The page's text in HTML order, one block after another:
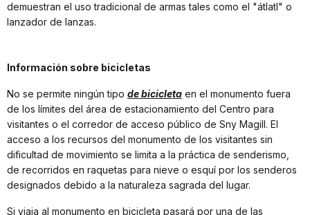
demuestran el uso tradicional de armas tales como el "átlatl" o
lanzador de lanzas.
Información sobre bicicletas
No se permite ningún tipo de bicicleta en el monumento fuera
de los límites del área de estacionamiento del Centro para
visitantes o el corredor de acceso público de Sny Magill. El
acceso a los recursos del monumento de los visitantes sin
dificultad de movimiento se limita a la práctica de senderismo,
de recorridos en raquetas para nieve o esquí por los senderos
designados debido a la naturaleza sagrada del lugar.
Si viaja al monumento en bicicleta pasará por una de las